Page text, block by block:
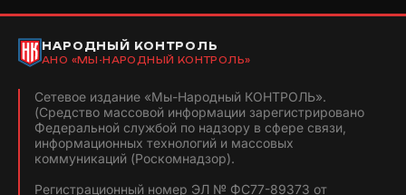
НАРОДНЫЙ КОНТРОЛЬ
АНО «МЫ-НАРОДНЫЙ КОНТРОЛЬ»
Сетевое издание «Мы-Народный КОНТРОЛЬ».
(Средство массовой информации зарегистрировано
Федеральной службой по надзору в сфере связи,
информационных технологий и массовых
коммуникаций (Роскомнадзор).
Регистрационный номер ЭЛ № ФС77-89373 от